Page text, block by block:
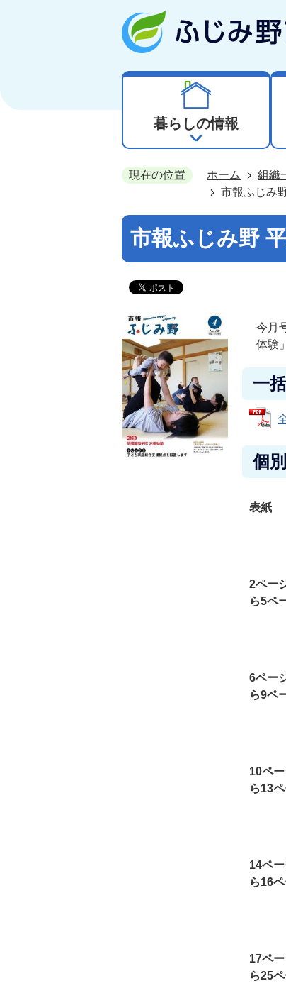
暮らしの情報
現在の位置 ホーム 組織
市報ふじみ
市報ふじみ野
今月
体験
一
個
表紙
2ペー
ら5ペ
6ペー
ら9ペ
10ペ
ら13
14ペ
ら16
17ペ
ら25